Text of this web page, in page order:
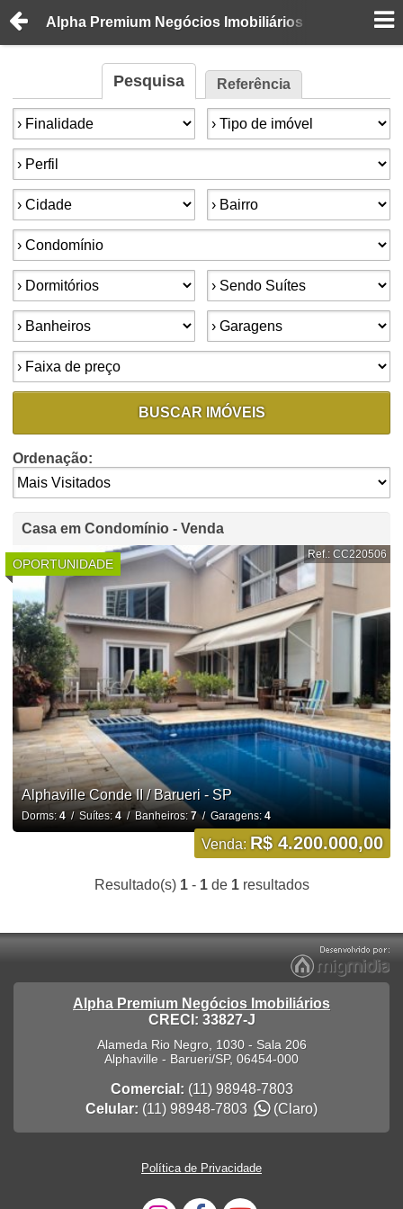
Alpha Premium Negócios Imobiliários
Pesquisa Referência
Finalidade: Tipo de imóvel:
Perfil:
Cidade: Bairro:
Condomínios:
Dormitórios: Suítes:
Banheiros: Garagens:
Faixa de preço:
BUSCAR IMÓVEIS
Ordenação:
Casa em Condomínio - Venda
OPORTUNIDADE
Ref.: CC220506
Alphaville Conde II / Barueri - SP
Dorms: 4/ Suítes: 4/ Banheiros: 7/ Garagens: 4
Venda: R$ 4.200.000,00
Resultado(s) 1- 1de 1resultados
Alpha Premium Negócios Imobiliários
CRECI: 33827-J
Alameda Rio Negro, 1030 - Sala 206
Alphaville - Barueri/SP, 06454-000
Comercial: (11) 98948-7803
Celular: (11) 98948-7803 (Claro)
Política de Privacidade